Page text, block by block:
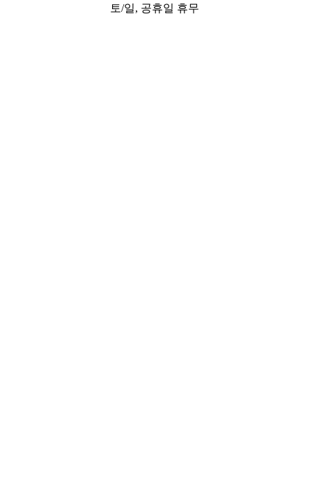
토/일, 공휴일 휴무